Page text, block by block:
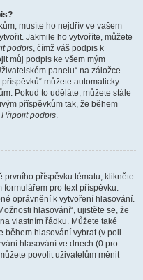
musíte ho nejdřív ve vašem
Jakmile ho vytvoříte, můžete
podpis, čímž váš podpis k
můj podpis ke všem mým
panelu“ na záložce
můžete automaticky
Pokud to uděláte, můžete stále
příspěvkům tak, že během
Připojit podpis.
prvního příspěvku tématu, klikněte
formulářem pro text příspěvku.
oprávnění k vytvoření hlasování.
hlasování“, ujistěte se, že
vlastním řádku. Můžete také
během hlasování vybrat (v poli
hlasování ve dnech (0 pro
povolit uživatelům měnit